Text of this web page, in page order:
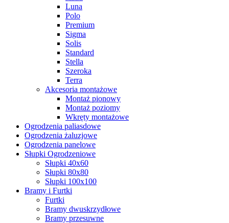
Luna
Polo
Premium
Sigma
Solis
Standard
Stella
Szeroka
Terra
Akcesoria montażowe
Montaż pionowy
Montaż poziomy
Wkręty montażowe
Ogrodzenia paliasdowe
Ogrodzenia żaluzjowe
Ogrodzenia panelowe
Słupki Ogrodzeniowe
Słupki 40x60
Słupki 80x80
Słupki 100x100
Bramy i Furtki
Furtki
Bramy dwuskrzydłowe
Bramy przesuwne